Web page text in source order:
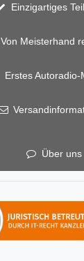
Einzigartiges
Von Meisterhand
Erstes Autoradio-
Über uns